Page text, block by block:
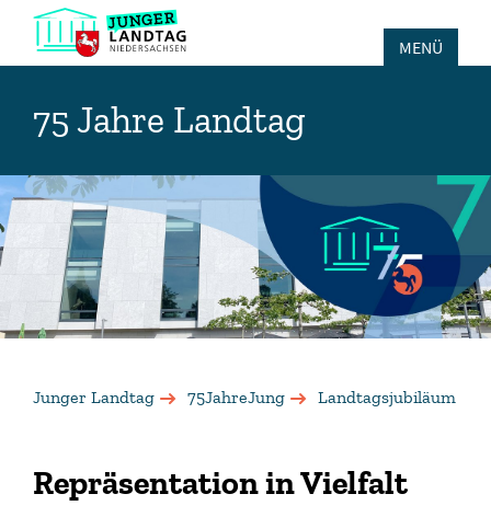
MENÜ
75 Jahre Landtag
Junger Landtag 75JahreJung Landtagsjubiläum
Repräsentation in Vielfalt